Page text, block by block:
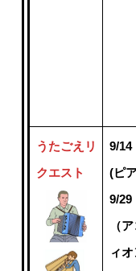
うたごえリ
クエスト
9/14
(ピ
9/29
（
ィオ